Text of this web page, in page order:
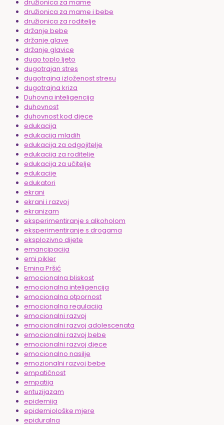
družionica za mame
družionica za mame i bebe
družionica za roditelje
držanje bebe
držanje glave
držanje glavice
dugo toplo ljeto
dugotrajan stres
dugotrajna izloženost stresu
dugotrajna kriza
Duhovna inteligencija
duhovnost
duhovnost kod djece
edukacija
edukacija mladih
edukacija za odgojitelje
edukacija za roditelje
edukacija za učitelje
edukacije
edukatori
ekrani
ekrani i razvoj
ekranizam
eksperimentiranje s alkoholom
eksperimentiranje s drogama
eksplozivno dijete
emancipacija
emi pikler
Emina Pršić
emocionalna bliskost
emocionalna inteligencija
emocionalna otpornost
emocionalna regulacija
emocionalni razvoj
emocionalni razvoj adolescenata
emocionalni razvoj bebe
emocionalni razvoj djece
emocionalno nasilje
emozionalni razvoj bebe
empatičnost
empatija
entuzijazam
epidemija
epidemiološke mjere
epiduralna